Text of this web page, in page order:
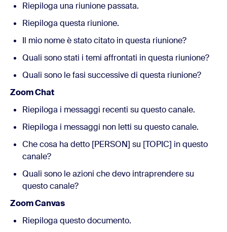
Riepiloga una riunione passata.
Riepiloga questa riunione.
Il mio nome è stato citato in questa riunione?
Quali sono stati i temi affrontati in questa riunione?
Quali sono le fasi successive di questa riunione?
Zoom Chat
Riepiloga i messaggi recenti su questo canale.
Riepiloga i messaggi non letti su questo canale.
Che cosa ha detto [PERSON] su [TOPIC] in questo
canale?
Quali sono le azioni che devo intraprendere su
questo canale?
Zoom Canvas
Riepiloga questo documento.